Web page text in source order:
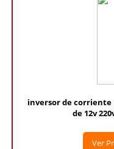
inversor de corriente
de 12v
Ver